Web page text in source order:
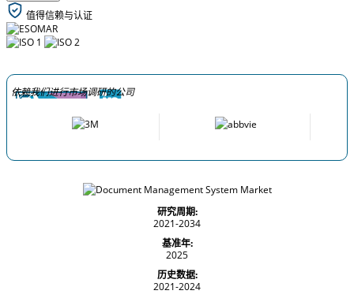
值得信赖与认证
依赖我们进行市场调研的公司
研究周期:
2021-2034
基准年:
2025
历史数据:
2021-2024